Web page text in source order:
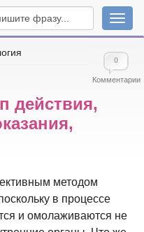
0
Комментарии
действия,
методом
в процессе
и омолаживаются не